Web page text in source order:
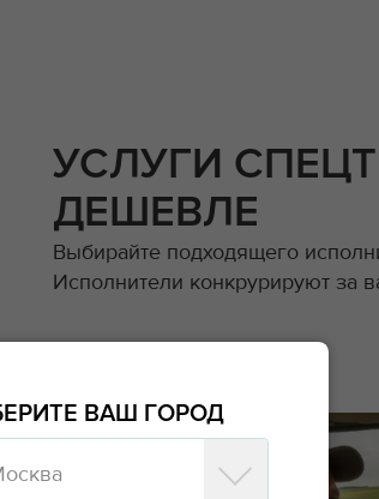
УСЛУГИ
ДЕШЕВЛЕ
Выбирайте подходящего
Исполнители конкрурируют за
ВАШ ГОРОД